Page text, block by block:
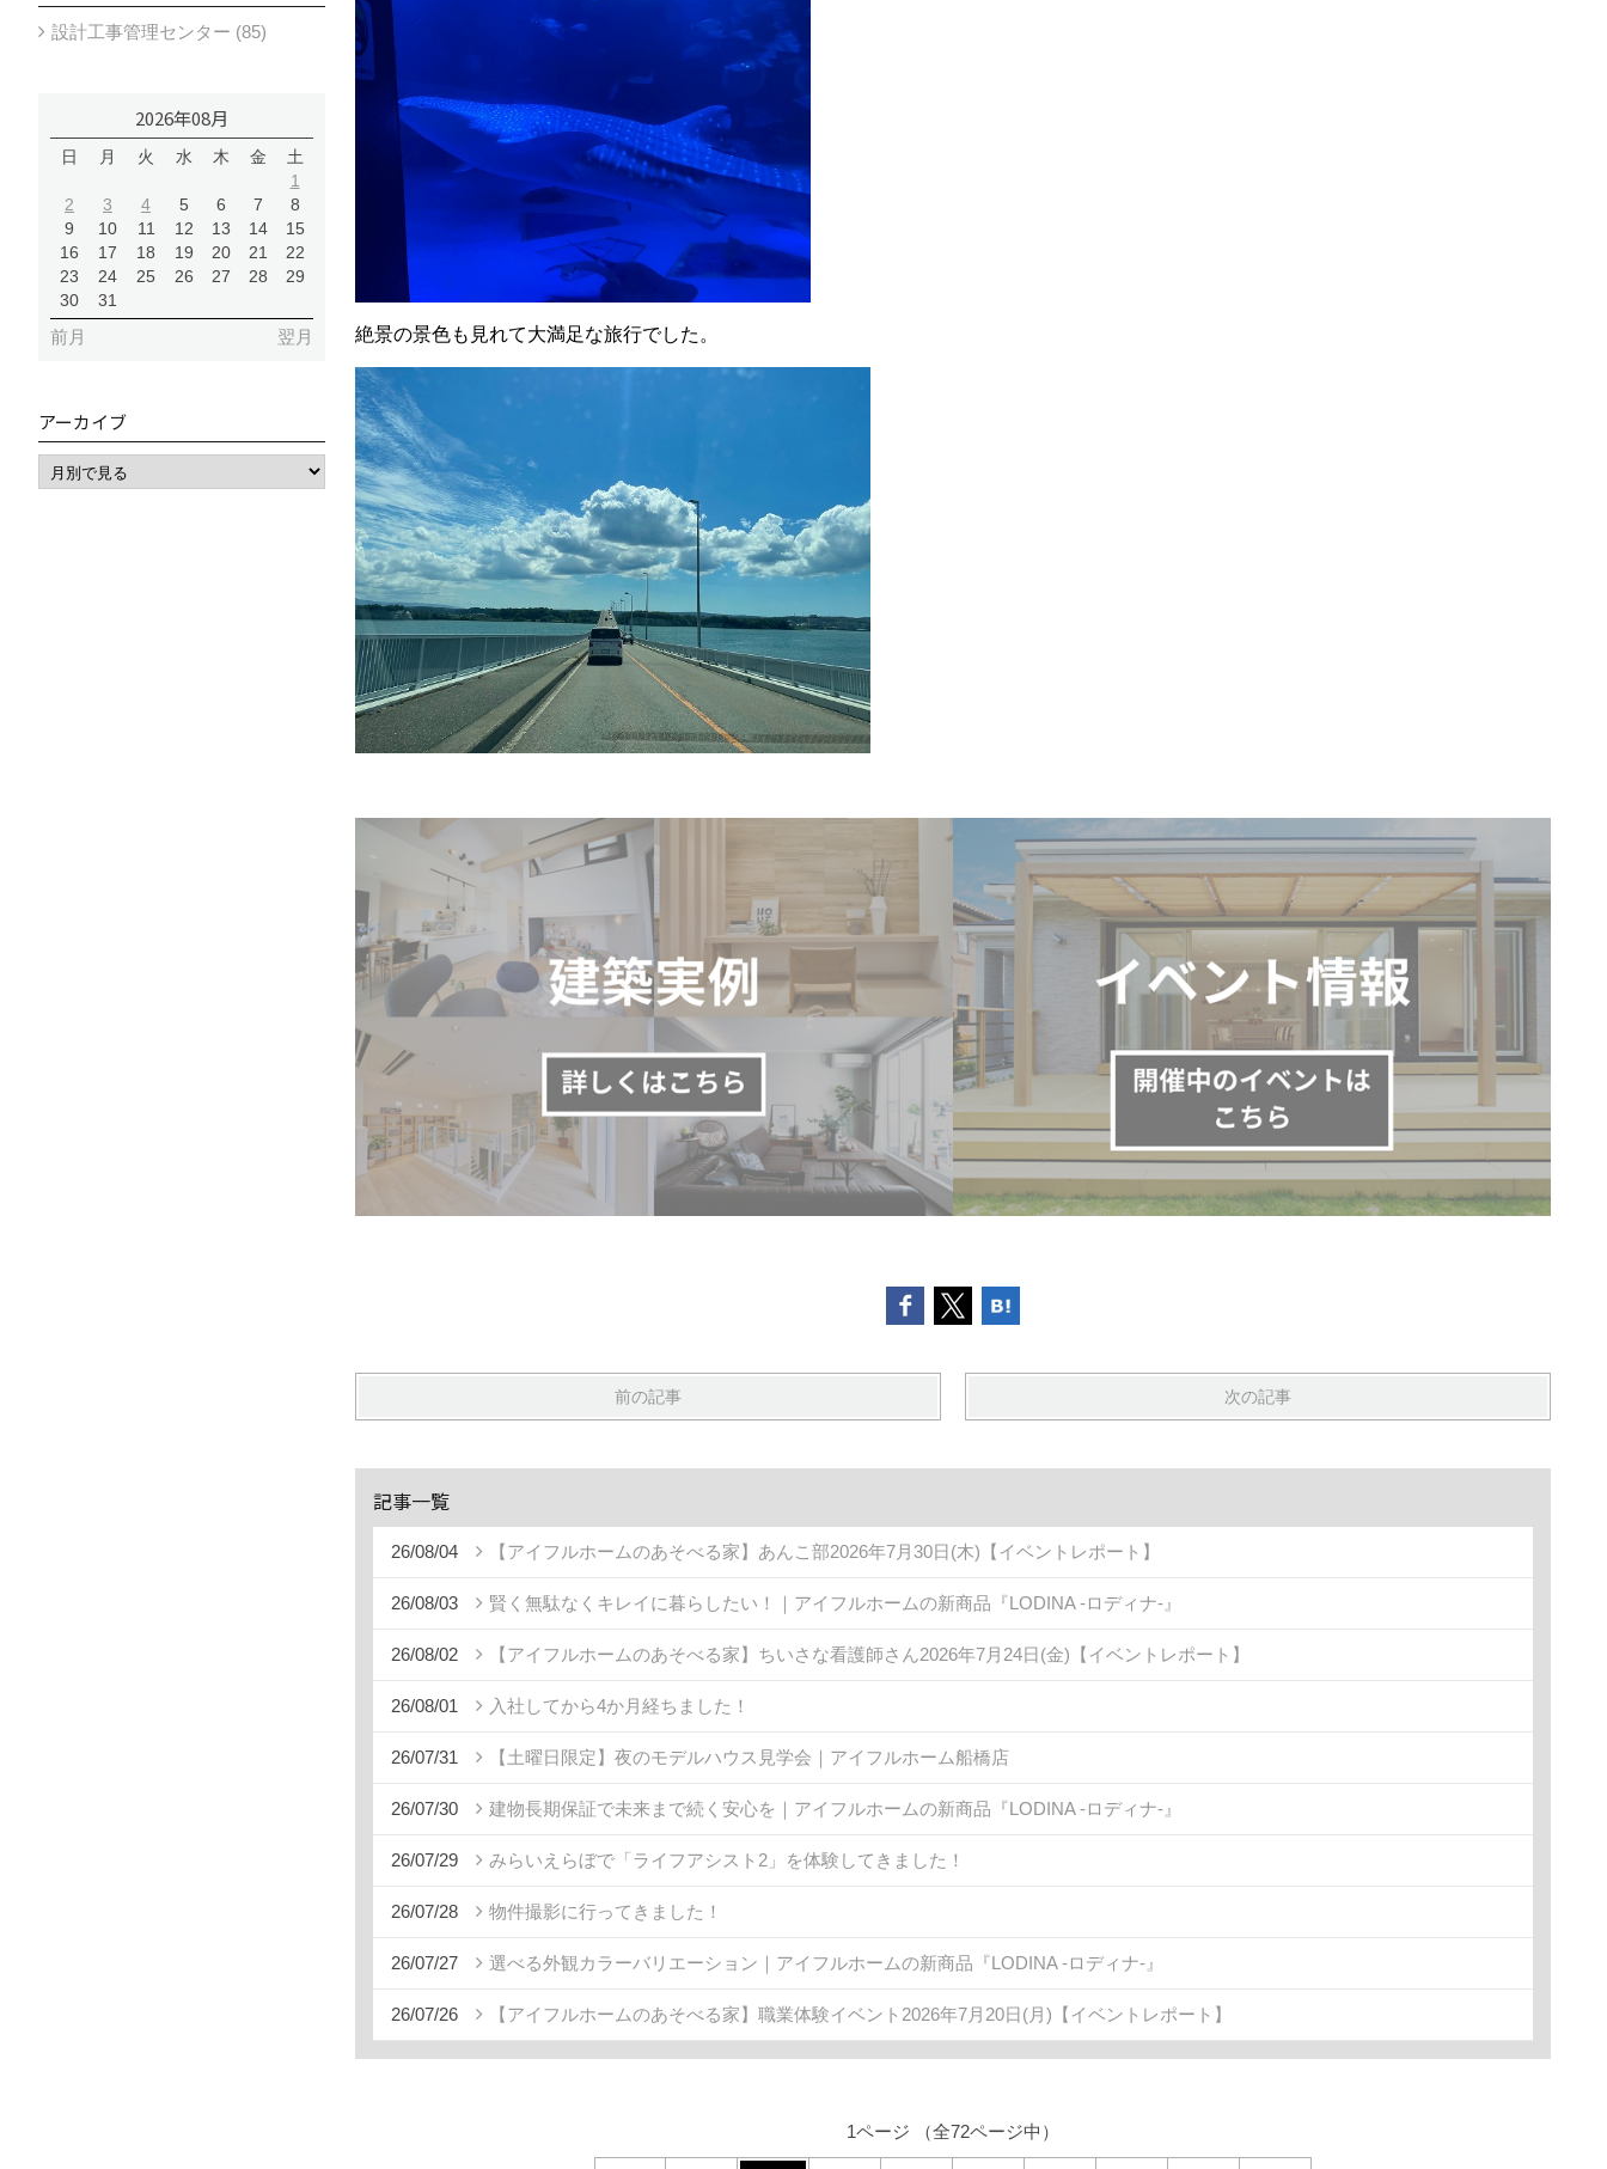
絶景の景色も見れて大満足な旅行でした。
前の記事 次の記事
記事一覧
26/08/04 【アイフルホームのあそべる家】あんこ部2026年7月30日(木)【イベントレポート】
26/08/03 賢く無駄なくキレイに暮らしたい！｜アイフルホームの新商品『LODINA -ロディナ-』
26/08/02 【アイフルホームのあそべる家】ちいさな看護師さん2026年7月24日(金)【イベントレポート】
26/08/01 入社してから4か月経ちました！
26/07/31 【土曜日限定】夜のモデルハウス見学会｜アイフルホーム船橋店
26/07/30 建物長期保証で未来まで続く安心を｜アイフルホームの新商品『LODINA -ロディナ-』
26/07/29 みらいえらぼで「ライフアシスト2」を体験してきました！
26/07/28 物件撮影に行ってきました！
26/07/27 選べる外観カラーバリエーション｜アイフルホームの新商品『LODINA -ロディナ-』
26/07/26 【アイフルホームのあそべる家】職業体験イベント2026年7月20日(月)【イベントレポート】
1ページ （全72ページ中）
設計工事管理センター (85)
2026年08月
日 月 火 水 木 金
土
1
2
3 4 5 6 7
8
9
10 11 12 13 14
15
16
17 18 19 20 21
22
23
24 25 26 27 28
29
30
31
前月 翌月
アーカイブ